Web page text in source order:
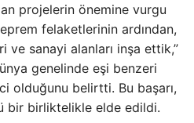
projelerin önemine vurgu
felaketlerinin ardından,
ve sanayi alanları inşa ettik,”
genelinde eşi benzeri
olduğunu belirtti. Bu başarı,
bir birliktelikle elde edildi.